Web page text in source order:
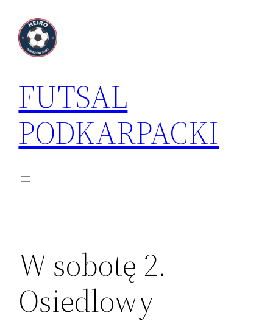
treści
FUTSAL
PODKARPACKI
W sobotę 2.
Osiedlowy